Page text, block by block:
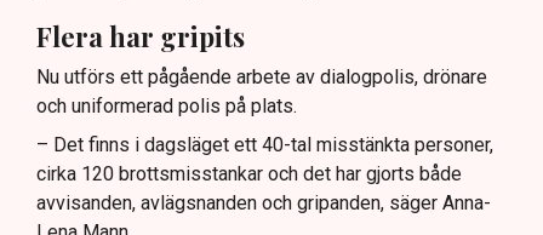
Flera har gripits
Nu utförs ett pågående arbete av dialogpolis, drönare
och uniformerad polis på plats.
– Det finns i dagsläget ett 40-tal misstänkta personer,
cirka 120 brottsmisstankar och det har gjorts både
avvisanden, avlägsnanden och gripanden, säger Anna-